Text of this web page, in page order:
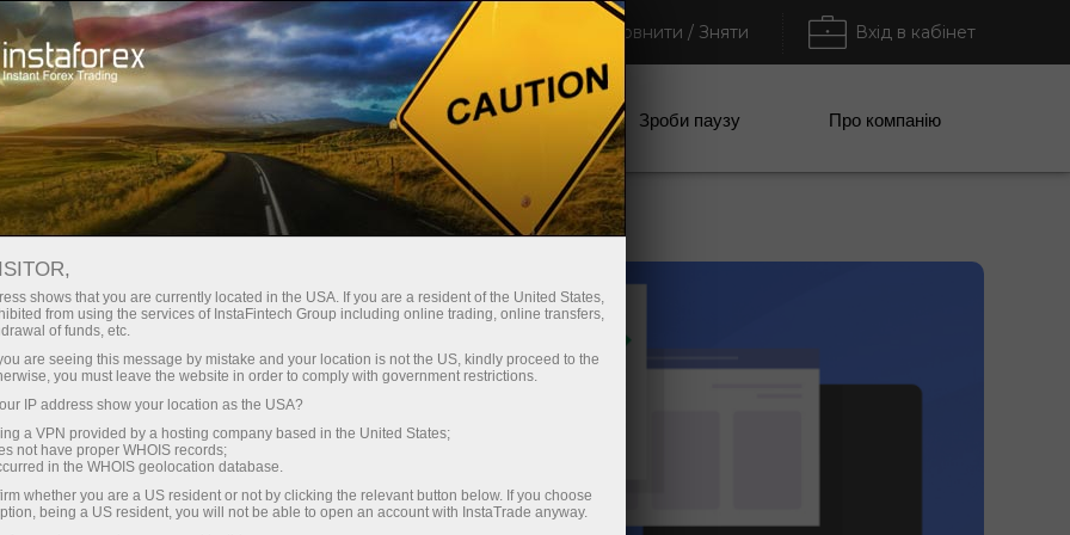
відкриття рахунку Торгова платформа Поповнити / Зняти Вхід в кабінет
Початківцям Партнерам Сервіси компанії Зроби паузу Про компанію
переказом?
Для цього вам
розповімо, як її отримати!
shows that you are currently located in the USA. If you are a resident of the United States,
from using the services of InstaFintech Group including online trading, online transfers,
of funds, etc.
are seeing this message by mistake and your location is not the US, kindly proceed to the
you must leave the website in order to comply with government restrictions.
IP address show your location as the USA?
a VPN provided by a hosting company based in the United States;
not have proper WHOIS records;
in the WHOIS geolocation database.
whether you are a US resident or not by clicking the relevant button below. If you choose
being a US resident, you will not be able to open an account with InstaTrade anyway.